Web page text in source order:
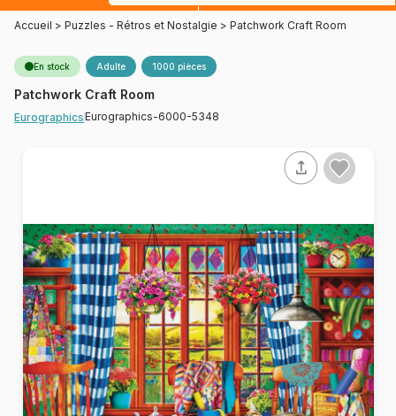
Accueil > Puzzles - Rétros et Nostalgie > Patchwork Craft Room
En stock Adulte 1000 pièces
Patchwork Craft Room
EurographicsEurographics-6000-5348